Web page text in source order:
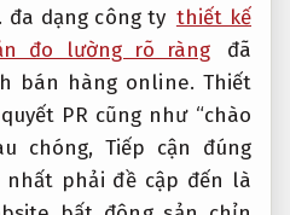
đa dạng công ty thiết kế
đo lường rõ ràng
đã
bán hàng online. Thiết
PR cũng như “chào
chóng, Tiếp cận đúng
nhất phải đề cập đến là